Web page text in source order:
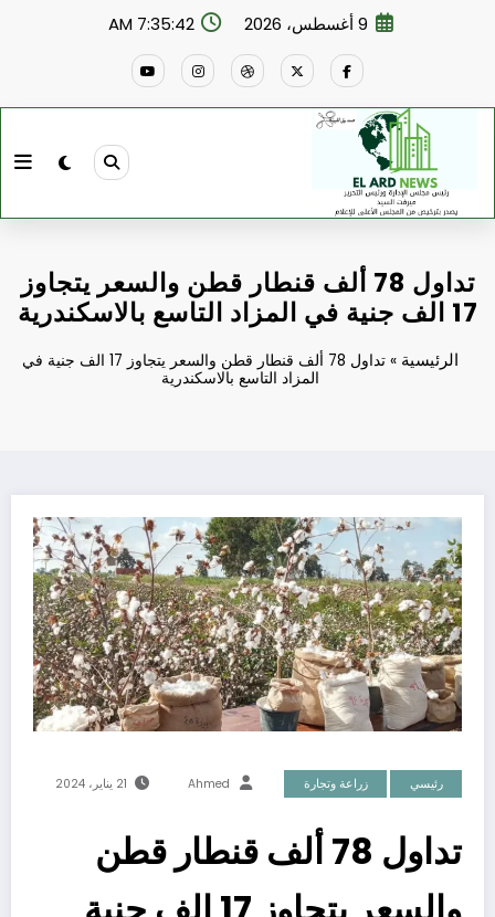
9 أغسطس، 2026 7:35:43 AM
تداول 78 ألف قنطار قطن والسعر يتجاوز
17 الف جنية في المزاد التاسع بالاسكندرية
الرئيسية »
تداول 78 ألف قنطار قطن والسعر يتجاوز 17 الف جنية في
المزاد التاسع بالاسكندرية
رئيسي زراعة وتجارة Ahmed 21 يناير، 2024
تداول 78 ألف قنطار قطن